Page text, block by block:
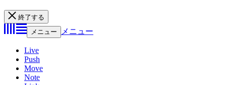
終了する
メニュー
メニュー
Live
Push
Move
Note